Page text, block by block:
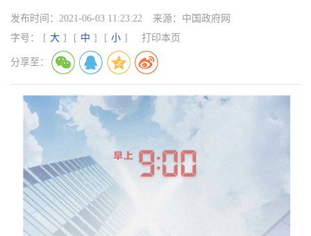
发布时间： 2021-06-03 11:23:22 来源： 中国政府网
字号：
[ 大 ] [ 中 ] [ 小 ] 打印本页
分享至：